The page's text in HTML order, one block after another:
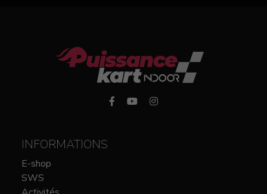
INFORMATIONS
E-shop
SWS